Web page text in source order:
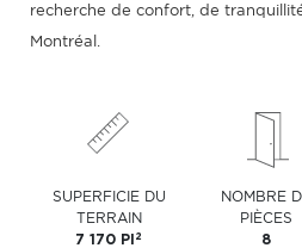
recherche de confort, de
Montréal.
SUPERFICIE DU
TERRAIN
7 170 PI 2
NOMBRE
PIÈCES
8